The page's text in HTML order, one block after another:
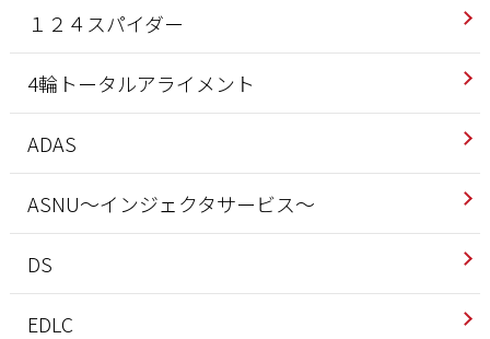
１２４スパイダー
4輪トータルアライメント
ADAS
ASNU～インジェクタサービス～
DS
EDLC